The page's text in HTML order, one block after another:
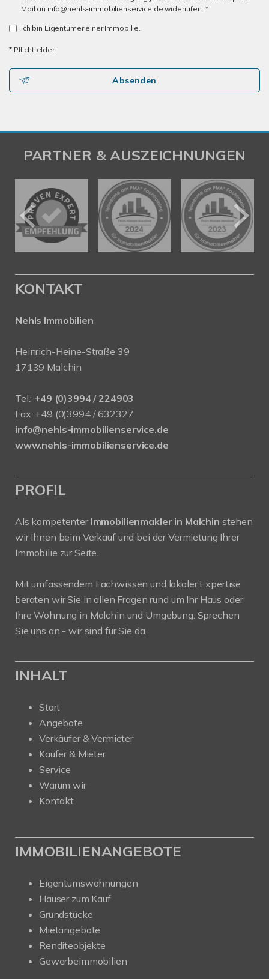
Mail an info@nehls-immobilienservice.de widerrufen. *
Ich bin Eigentümer einer Immobilie.
* Pflichtfelder
Absenden
PARTNER & AUSZEICHNUNGEN
KONTAKT
Nehls Immobilien
Heinrich-Heine-Straße 39
17139 Malchin
Tel.: +49 (0)3994 / 224903
Fax: +49 (0)3994 / 632327
info@nehls-immobilienservice.de
www.nehls-immobilienservice.de
PROFIL
Als kompetenter Immobilienmakler in Malchin stehen
wir Ihnen beim Verkauf und bei der Vermietung Ihrer
Immobilie zur Seite.
Mit umfassendem Fachwissen und lokaler Expertise
beraten wir Sie in allen Fragen rund um Ihr Haus oder
Ihre Wohnung in Malchin und Umgebung. Sprechen
Sie uns an - wir sind für Sie da.
INHALT
Start
Angebote
Verkäufer & Vermieter
Käufer & Mieter
Service
Warum wir
Kontakt
IMMOBILIENANGEBOTE
Eigentumswohnungen
Häuser zum Kauf
Grundstücke
Mietangebote
Renditeobjekte
Gewerbeimmobilien